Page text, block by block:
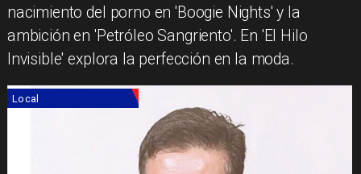
nacimiento del porno en 'Boogie Nights' y la
ambición en 'Petróleo Sangriento'. En 'El Hilo
Invisible' explora la perfección en la moda.
Local